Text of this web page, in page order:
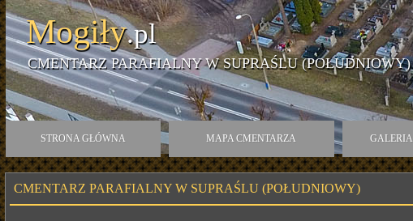
Mogiły.pl
CMENTARZ PARAFIALNY W SUPRAŚLU (POŁUDNIOWY)
STRONA GŁÓWNA MAPA CMENTARZA GALERIA
CMENTARZ PARAFIALNY W SUPRAŚLU (POŁUDNIOWY)